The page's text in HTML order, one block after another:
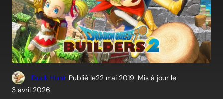
Duck Hunt· Publié le22 mai 2019· Mis à jour le
3 avril 2026